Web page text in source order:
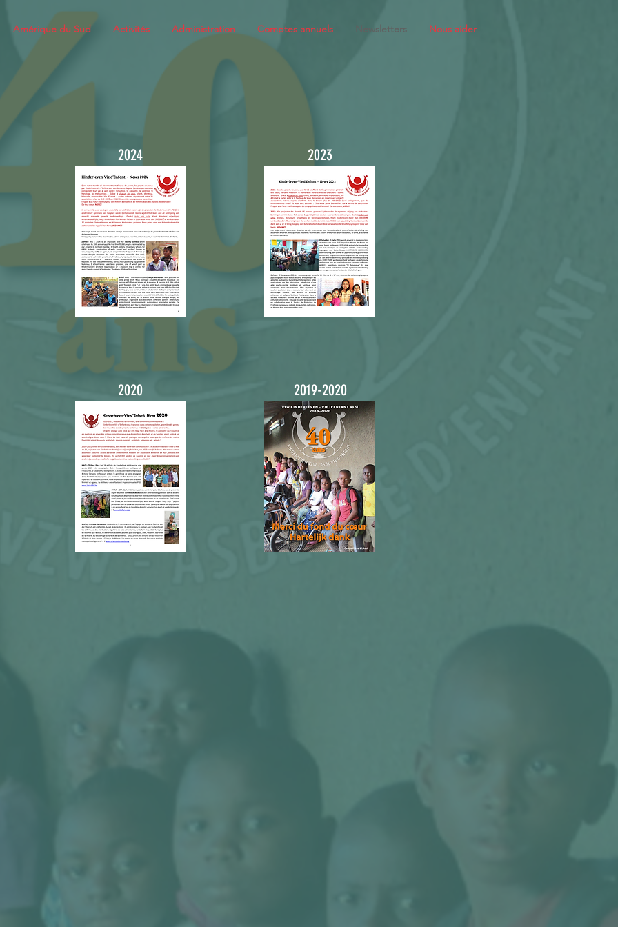
Amérique du Sud Activités Administration Comptes annuels Newsletters Nous aider
2024
2020
2023
2019-2020